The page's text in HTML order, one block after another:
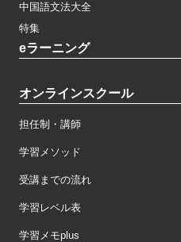
中国語文法大全
特集
eラーニング
オンラインスクール
担任制・講師
学習メソッド
受講までの流れ
学習レベル表
学習メモplus